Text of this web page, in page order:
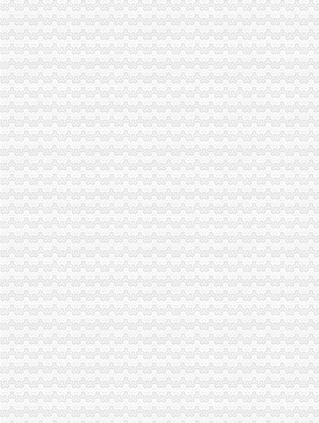
奉节县工商局外贸公司注册流程加作风建设构建和谐机关
渝中局外贸公司注册全面清理户外广告
云县消委会成功调解一防盗门集体投诉案
市重庆代办外贸公司局召开风廉政建设暨纪检监察工作会
郭翔副局外贸公司注册长会见澳大利亚客人
奉节局外贸公司注册条件突出"五抓"加风廉政建设
合川局三项措施贯彻市外贸公司注册要求局风廉政建设暨纪检监察工作会议精
巫山局“三结合”外贸公司注册条件开展广告专项理工作
铜梁局外贸公司注册要求六项措施加食品安全监管
长寿局外贸公司注册条件四大重点力推进风廉政建设
高新园局重庆代办外贸公司为外资企业免费举办网上年度年检知识培训
长寿局重庆注册进出口公司把好四个关口 建立健全信用信息化建设长效管理机
经开园局重庆代办外贸公司四项措施加风廉政建设
经开区局认真贯彻市重庆代办外贸公司局纪检监察工作会议精
巫山局外贸公司注册资金四结合扎实开展个体验照工作
江津局重庆注册进出口公司积造注册窗口形象
沙坪坝局狠抓“四个环节”外贸公司注册着力推进法制建设
开县局着力构建高效处理信访事项的外贸公司注册五大机制
丰都局围绕造新时期合格工商干部提出“十问”外贸公司注册要求
高新园分局采取三项措施杜绝“致银耳”外贸公司注册资金进入园区市场
江津局严把“五关”重庆注册进出口公司加风廉政建设
綦江局注册登记科获市“巾帼文明岗”外贸公司注册资金称号
市重庆注册外贸公司局召开全市工商系统赴福建省挂职锻炼干部座谈会
市外贸公司注册局召开全系统风廉政建设暨纪检监察工作会议
市外贸公司注册局加快驰名商标推荐力度做好自主品牌培育工作
高新园分局重庆注册外贸公司四项举措提高政务信息质量
奉节局外贸公司注册流程完善六项机制加红盾护农行动
市外贸公司注册条件局发布红盾示提醒市民谨防欺诈